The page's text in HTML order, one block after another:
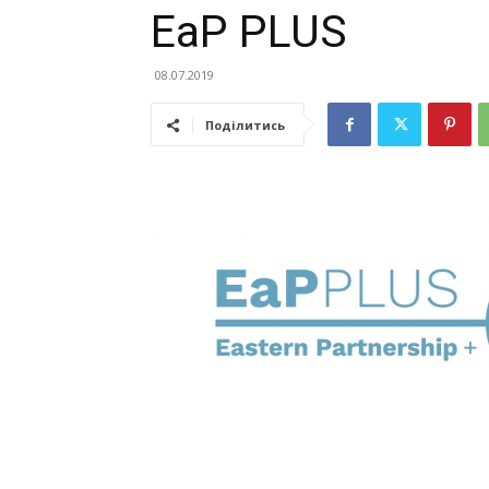
EaP PLUS
08.07.2019
Поділитись